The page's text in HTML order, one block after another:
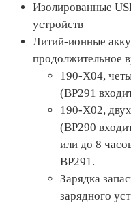
Изолированные
устройств
Литий-ионные
продолжительное
190-X04,
(BP291
190-X02,
(BP290
или до 8
BP291.
Зарядка
зарядного